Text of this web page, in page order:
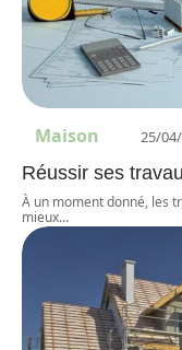
Maison 25/
Réussir ses
À un moment donné, les
mieux…